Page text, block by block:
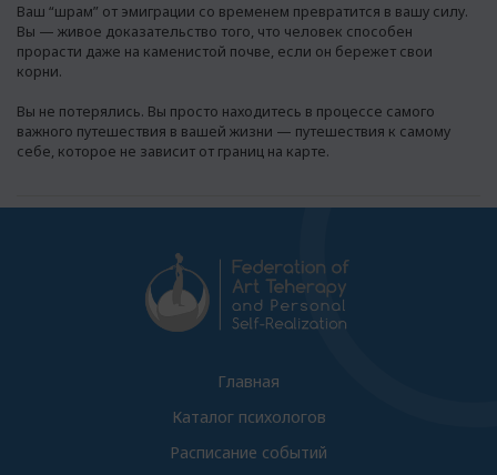
Ваш “шрам” от эмиграции со временем превратится в вашу силу.
Вы — живое доказательство того, что человек способен
прорасти даже на каменистой почве, если он бережет свои
корни.
Вы не потерялись. Вы просто находитесь в процессе самого
важного путешествия в вашей жизни — путешествия к самому
себе, которое не зависит от границ на карте.
Главная
Каталог психологов
Расписание событий